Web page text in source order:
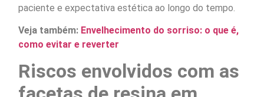
paciente e expectativa estética ao longo do tempo.
Veja também: Envelhecimento do sorriso: o que é,
como evitar e reverter
Riscos envolvidos com as